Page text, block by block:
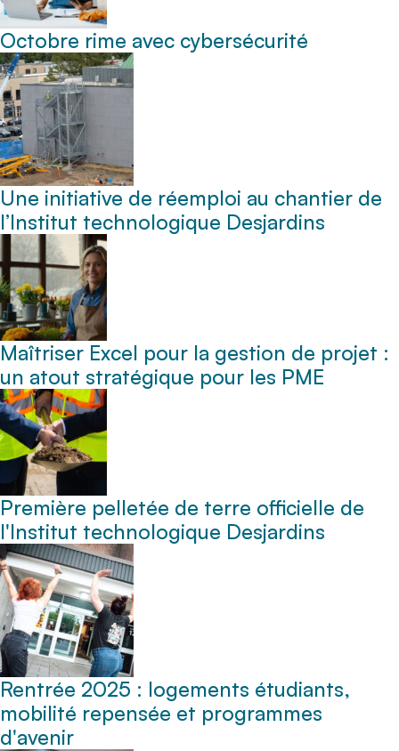
Octobre rime avec cybersécurité
Une initiative de réemploi au chantier de
l’Institut technologique Desjardins
Maîtriser Excel pour la gestion de projet :
un atout stratégique pour les PME
Première pelletée de terre officielle de
l'Institut technologique Desjardins
Rentrée 2025 : logements étudiants,
mobilité repensée et programmes
d'avenir